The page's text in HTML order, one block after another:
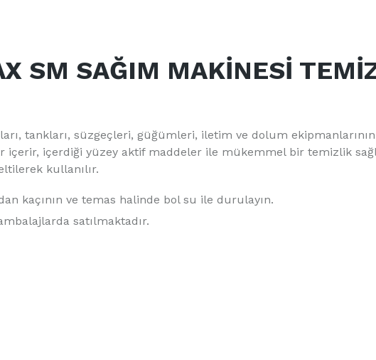
SM SAĞIM MAKİNESİ
tankları, süzgeçleri, güğümleri, iletim ve dolum
içerir, içerdiği yüzey aktif maddeler ile mükemmel bir temizlik
kullanılır.
kaçının ve temas halinde bol su ile durulayın.
satılmaktadır.